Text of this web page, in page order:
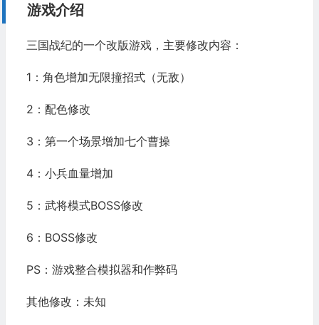
游戏介绍
三国战纪的一个改版游戏，主要修改内容：
1：角色增加无限撞招式（无敌）
2：配色修改
3：第一个场景增加七个曹操
4：小兵血量增加
5：武将模式BOSS修改
6：BOSS修改
PS：游戏整合模拟器和作弊码
其他修改：未知